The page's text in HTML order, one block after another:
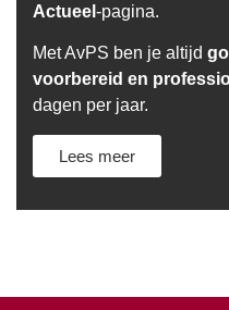
Actueel -pagina.
Met AvPS ben je altijd
voorbereid en
dagen per jaar.
Lees meer